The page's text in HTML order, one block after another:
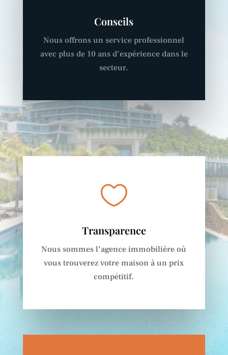
Conseils
Nous offrons un service professionnel
avec plus de 10 ans d’expérience dans le
secteur.

Transparence
Nous sommes l’agence immobilière où
vous trouverezvotre maison àun prix
compétitif.